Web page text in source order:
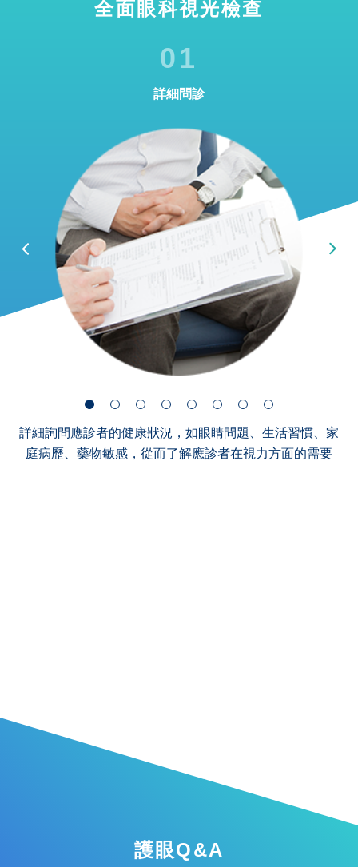
全面眼科視光檢查
01
詳細問診
詳細詢問應診者的健康狀況，如眼睛問題、生活習慣、家
庭病歷、藥物敏感，從而了解應診者在視力方面的需要
護眼Q&A